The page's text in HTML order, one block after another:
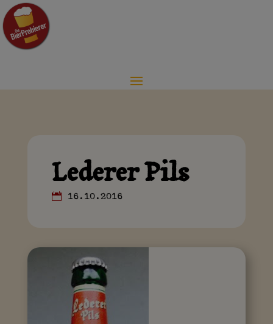
Lederer Pils
16.10.2016